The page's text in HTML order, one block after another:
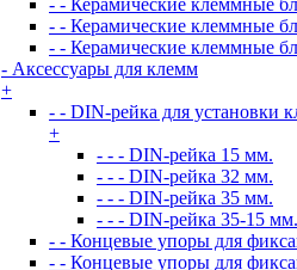
- - Керамические клеммные
- - Керамические клеммные
- - Керамические клеммные
- Аксессуары для клемм
+
- - DIN-рейка для установки
+
- - - DIN-рейка 15 мм.
- - - DIN-рейка 32 мм.
- - - DIN-рейка 35 мм.
- - - DIN-рейка 35-15 мм.
- - Концевые упоры для
- - Концевые упоры для